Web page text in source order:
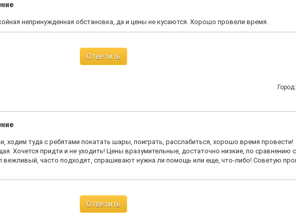
непринужденная обстановка, да и цены не кусаются. Хорошо провели время.
Ответить
ходим туда с ребятами покатать шары, поиграть, расслабиться, хорошо время провести!
Хочется придти и не уходить! Цены вразумительные, достаточно низкие, по сравнению с
вежливый, часто подходят, спрашивают нужна ли помощь или еще, что-либо! Советую
Ответить